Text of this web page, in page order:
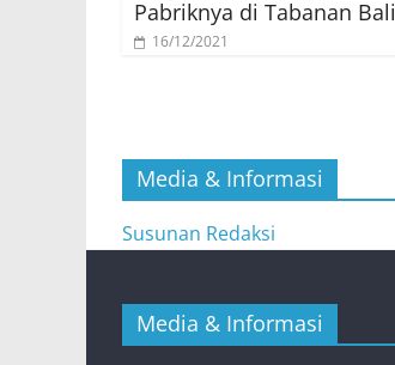
Pabriknya di Tabanan Bali
16/12/2021
Media & Informasi
Susunan Redaksi
Media & Informasi